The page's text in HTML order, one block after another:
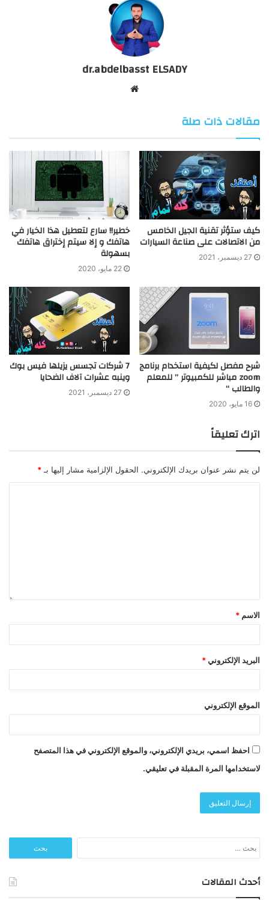
dr.abdelbasst ELSADY
مقالات ذات صلة
كيف ستؤثر تقنية الجيل الخامس
من الاتصالات على صناعة السيارات
27 ديسمبر، 2021
خطير!! سارع لتعطيل هذا الخيار في
هاتفك و إلا سيتم إختراق هاتفك
بسهولة
22 مايو، 2020
شرح مفصل لكيفية استخدام برنامج
zoom مباشر للكمبيوتر ” للمعلم
والطالب “
16 مايو، 2020
7 شركات تجسس يزيلها فيس بوك
وينبه عشرات آلاف الضحايا
27 ديسمبر، 2021
اترك تعليقاً
لن يتم نشر عنوان بريدك الإلكتروني. الحقول الإلزامية مشار إليها بـ *
الاسم *
البريد الإلكتروني *
الموقع الإلكتروني
احفظ اسمي، بريدي الإلكتروني، والموقع الإلكتروني في هذا المتصفح
لاستخدامها المرة المقبلة في تعليقي.
عن:
أحدث المقالات